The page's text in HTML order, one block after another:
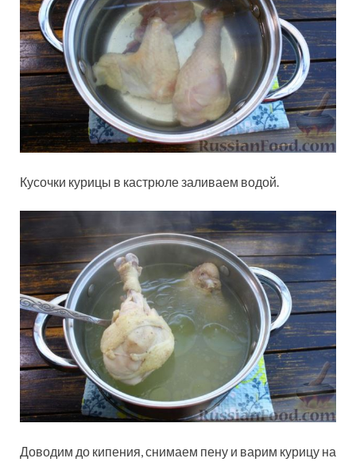
Кусочки курицы в кастрюле заливаем водой.
Доводим до кипения, снимаем пену и варим курицу на